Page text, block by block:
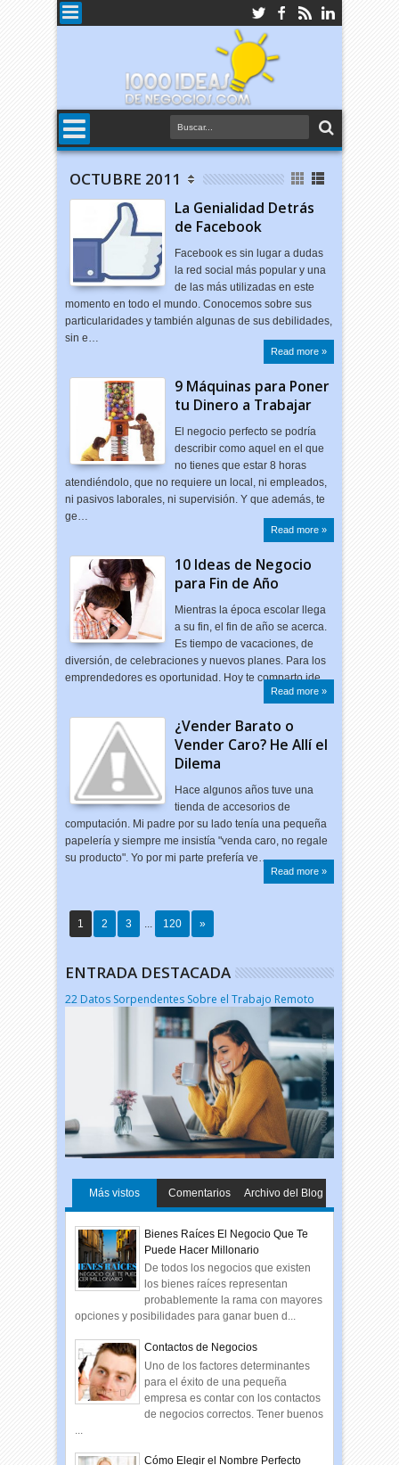
OCTUBRE 2011
La Genialidad Detrás
de Facebook
Facebook es sin lugar a dudas
la red social más popular y una
de las más utilizadas en este
momento en todo el mundo. Conocemos sobre sus
particularidades y también algunas de sus debilidades,
sin e…
Read more »
9 Máquinas para Poner
tu Dinero a Trabajar
El negocio perfecto se podría
describir como aquel en el que
no tienes que estar 8 horas
atendiéndolo, que no requiere un local, ni empleados,
ni pasivos laborales, ni supervisión. Y que además, te
ge…
Read more »
10 Ideas de Negocio
para Fin de Año
Mientras la época escolar llega
a su fin, el fin de año se acerca.
Es tiempo de vacaciones, de
diversión, de celebraciones y nuevos planes. Para los
emprendedores es oportunidad. Hoy te comparto ide…
Read more »
¿Vender Barato o
Vender Caro? He Allí el
Dilema
Hace algunos años tuve una
tienda de accesorios de
computación. Mi padre por su lado tenía una pequeña
papelería y siempre me insistía "venda caro, no regale
su producto". Yo por mi parte prefería ve…
Read more »
1 2 3 ... 120 »
ENTRADA DESTACADA
22 Datos Sorpendentes Sobre el Trabajo Remoto
Más vistos Comentarios Archivo del Blog
Bienes Raíces El Negocio Que Te
Puede Hacer Millonario
De todos los negocios que existen
los bienes raíces representan
probablemente la rama con mayores
opciones y posibilidades para ganar buen d...
Contactos de Negocios
Uno de los factores determinantes
para el éxito de una pequeña
empresa es contar con los contactos
de negocios correctos. Tener buenos
Cómo Elegir el Nombre Perfecto